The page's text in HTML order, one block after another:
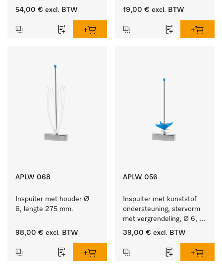
ster, Ø 6, lengte 175 mm.
54,00 € excl. BTW 19,00 € excl. BTW
APLW 068
Inspuiter met houder Ø
6, lengte 275 mm.
98,00 € excl. BTW
APLW 056
Inspuiter met kunststof
ondersteuning, stervorm
met vergrendeling, Ø 6,
lengte 225 mm.
39,00 € excl. BTW